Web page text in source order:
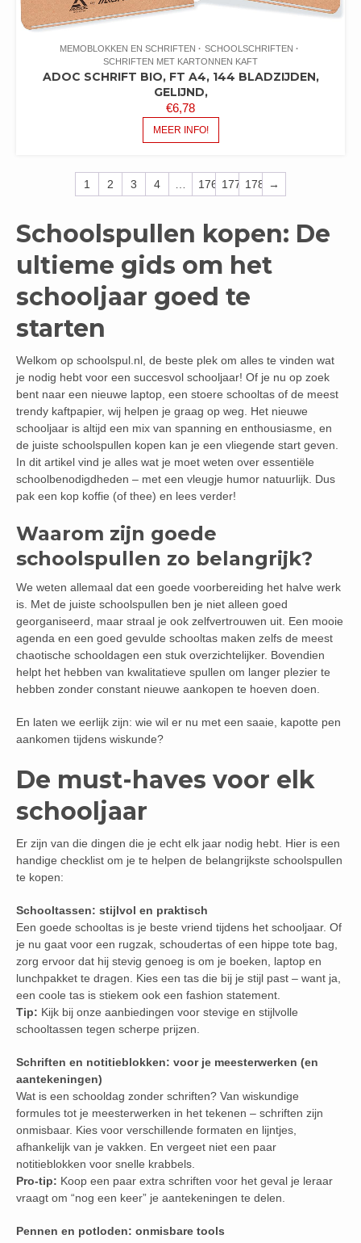
MEMOBLOKKEN EN SCHRIFTEN
SCHOOLSCHRIFTEN
SCHRIFTEN MET KARTONNEN KAFT
ADOC SCHRIFT BIO, FT A4, 144 BLADZIJDEN,
GELIJND,
€6,78
MEER INFO!
1 2 3 4 176 177 178 →
Schoolspullen kopen: De
ultieme gids om het
schooljaar goed te
starten
Welkom op schoolspul.nl, de beste plek om alles te vinden wat
je nodig hebt voor een succesvol schooljaar! Of je nu op zoek
bent naar een nieuwe laptop, een stoere schooltas of de meest
trendy kaftpapier, wij helpen je graag op weg. Het nieuwe
schooljaar is altijd een mix van spanning en enthousiasme, en
de juiste schoolspullen kopen kan je een vliegende start geven.
In dit artikel vind je alles wat je moet weten over essentiële
schoolbenodigdheden – met een vleugje humor natuurlijk. Dus
pak een kop koffie (of thee) en lees verder!
Waarom zijn goede
schoolspullen zo belangrijk?
We weten allemaal dat een goede voorbereiding het halve werk
is. Met de juiste schoolspullen ben je niet alleen goed
georganiseerd, maar straal je ook zelfvertrouwen uit. Een mooie
agenda en een goed gevulde schooltas maken zelfs de meest
chaotische schooldagen een stuk overzichtelijker. Bovendien
helpt het hebben van kwalitatieve spullen om langer plezier te
hebben zonder constant nieuwe aankopen te hoeven doen.
En laten we eerlijk zijn: wie wil er nu met een saaie, kapotte pen
aankomen tijdens wiskunde?
De must-haves voor elk
schooljaar
Er zijn van die dingen die je echt elk jaar nodig hebt. Hier is een
handige checklist om je te helpen de belangrijkste schoolspullen
te kopen:
Schooltassen: stijlvol en praktisch
Een goede schooltas is je beste vriend tijdens het schooljaar. Of
je nu gaat voor een rugzak, schoudertas of een hippe tote bag,
zorg ervoor dat hij stevig genoeg is om je boeken, laptop en
lunchpakket te dragen. Kies een tas die bij je stijl past – want ja,
een coole tas is stiekem ook een fashion statement.
Tip: Kijk bij onze aanbiedingen voor stevige en stijlvolle
schooltassen tegen scherpe prijzen.
Schriften en notitieblokken: voor je meesterwerken (en
aantekeningen)
Wat is een schooldag zonder schriften? Van wiskundige
formules tot je meesterwerken in het tekenen – schriften zijn
onmisbaar. Kies voor verschillende formaten en lijntjes,
afhankelijk van je vakken. En vergeet niet een paar
notitieblokken voor snelle krabbels.
Pro-tip: Koop een paar extra schriften voor het geval je leraar
vraagt om “nog een keer” je aantekeningen te delen.
Pennen en potloden: onmisbare tools